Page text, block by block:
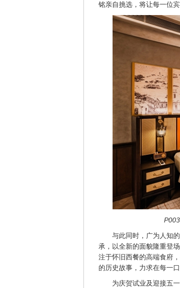
铭亲自挑选，将让每一位
与此同时，广为人知
承，以全新的面貌隆重登
注于怀旧西餐的高端食府
的历史故事，力求在每一
为庆贺试业及迎接五